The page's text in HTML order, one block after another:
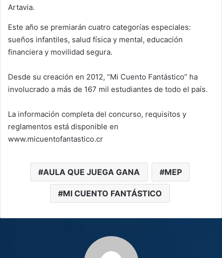
Artavia.
Este año se premiarán cuatro categorías especiales:
sueños infantiles, salud física y mental, educación
financiera y movilidad segura.
Desde su creación en 2012, “Mi Cuento Fantástico” ha
involucrado a más de 167 mil estudiantes de todo el país.
La información completa del concurso, requisitos y
reglamentos está disponible en
www.micuentofantastico.cr
AULA QUE JUEGA GANA MEP
MI CUENTO FANTÁSTICO